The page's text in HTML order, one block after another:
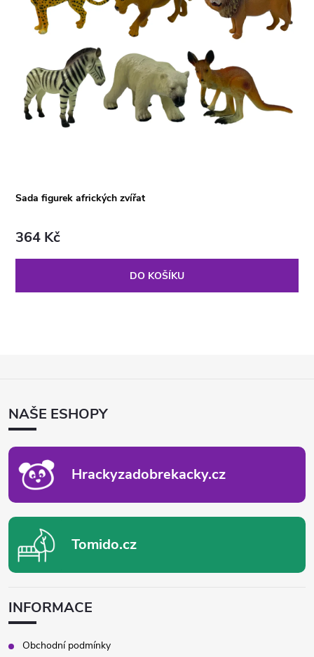
Sada figurek afrických zvířat
364 Kč
DO KOŠÍKU
ANAŠE ESHOPY
Hrackyzadobrekacky.cz
Tomido.cz
INFORMACE
Obchodní podmínky